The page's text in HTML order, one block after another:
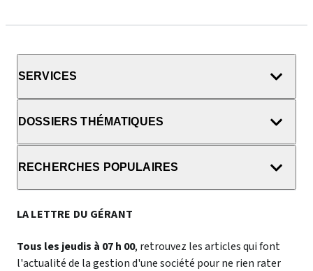
SERVICES
DOSSIERS THÉMATIQUES
RECHERCHES POPULAIRES
LA LETTRE DU GÉRANT
Tous les jeudis à 07 h 00, retrouvez les articles qui font
l'actualité de la gestion d'une société pour ne rien rater